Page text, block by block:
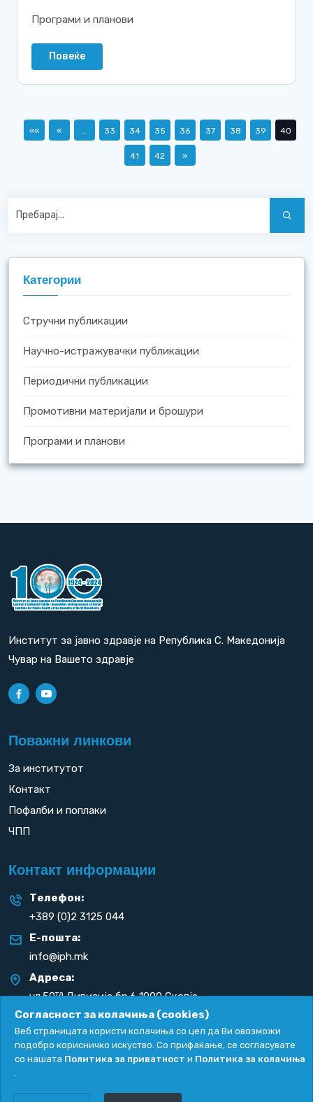
Програми и планови
Повеќе
«« « 33 34 35 36 37 38 39 40
41 42 »
Категории
Стручни публикации
Научно-истражувачки публикации
Периодични публикации
Промотивни материјали и брошури
Програми и планови
Институт за јавно здравје на Република С. Македонија
Чувар на Вашето здравје
Поважни линкови
За институтот
Контакт
Пофалби и поплаки
ЧПП
Контакт информации
Телефон:
+389 (0)2 3125 044
Е-пошта:
info@iph.mk
Адреса:
ул.50таДивизија бр.6 1000 Скопје
Република С. Македонија
Согласност за колачиња (cookies)
Веб страницата користи колачиња со цел да Ви овозможи
подобро корисничко искуство. Со прифаќање, се согласувате
со нашата Политика за приватност и Политика за колачиња
.